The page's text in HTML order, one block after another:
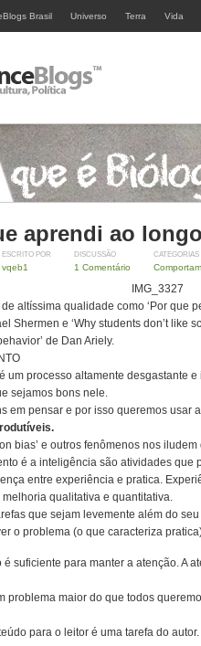
Brasil Universo Terra Vida
aprendi ao
ESCRITO POR
vqeb1
DISCUSSÃO
1 Comentário
CATEGORIAS
altíssima qualidade como ‘Por que
Shermen e ‘Why students don’t like
de Dan Ariely.
um processo altamente desgastante
sejamos bons nele.
em pensar e por isso queremos usar a
bias’ e outros fenômenos nos
é a inteligência são atividades que
entre experiência e pratica.
qualitativa e quantitativa.
que sejam levemente além do
o problema (o que caracteriza
é suficiente para manter a atenção. A
problema maior do que todos
para o leitor é uma tarefa do autor.